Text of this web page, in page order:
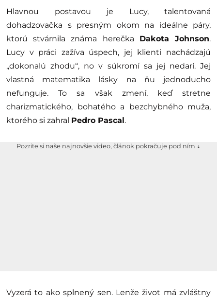
Hlavnou postavou je Lucy, talentovaná
dohadzovačka s presným okom na ideálne páry,
ktorú stvárnila známa herečka Dakota Johnson.
Lucy v práci zažíva úspech, jej klienti nachádzajú
„dokonalú zhodu“, no v súkromí sa jej nedarí. Jej
vlastná matematika lásky na ňu jednoducho
nefunguje. To sa však zmení, keď stretne
charizmatického, bohatého a bezchybného muža,
ktorého si zahral Pedro Pascal.
Pozrite si naše najnovšie video, článok pokračuje pod ním ↓
Vyzerá to ako splnený sen. Lenže život má zvláštny